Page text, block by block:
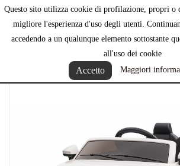
Questo sito utilizza cookie di profilazione, propri o
migliore l'esperienza d'uso degli utenti.
accedendo a un qualunque elemento sottostante
all'uso dei cookie
Accetto Maggiori
